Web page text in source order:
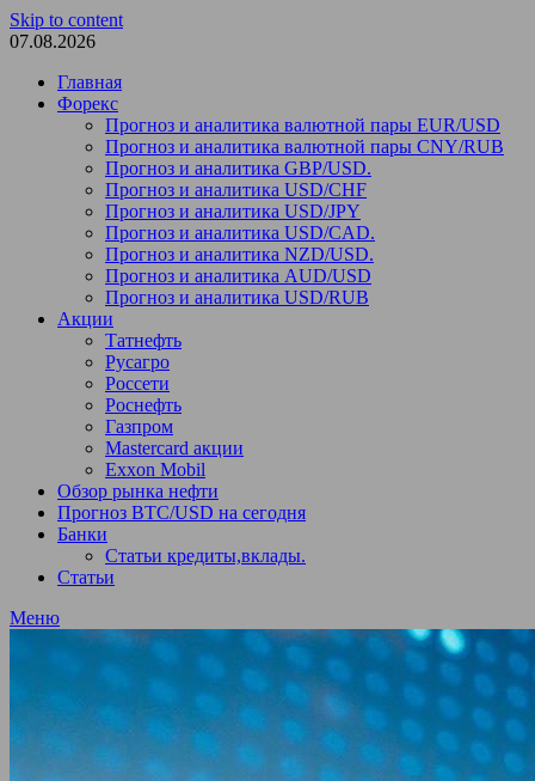
Skip to content
07.08.2026
Главная
Форекс
Прогноз и аналитика валютной пары EUR/USD
Прогноз и аналитика валютной пары CNY/RUB
Прогноз и аналитика GBP/USD.
Прогноз и аналитика USD/CHF
Прогноз и аналитика USD/JPY
Прогноз и аналитика USD/CAD.
Прогноз и аналитика NZD/USD.
Прогноз и аналитика AUD/USD
Прогноз и аналитика USD/RUB
Акции
Татнефть
Русагро
Россети
Роснефть
Газпром
Mastercard акции
Exxon Mobil
Обзор рынка нефти
Прогноз BTC/USD на сегодня
Банки
Статьи кредиты,вклады.
Статьи
Меню